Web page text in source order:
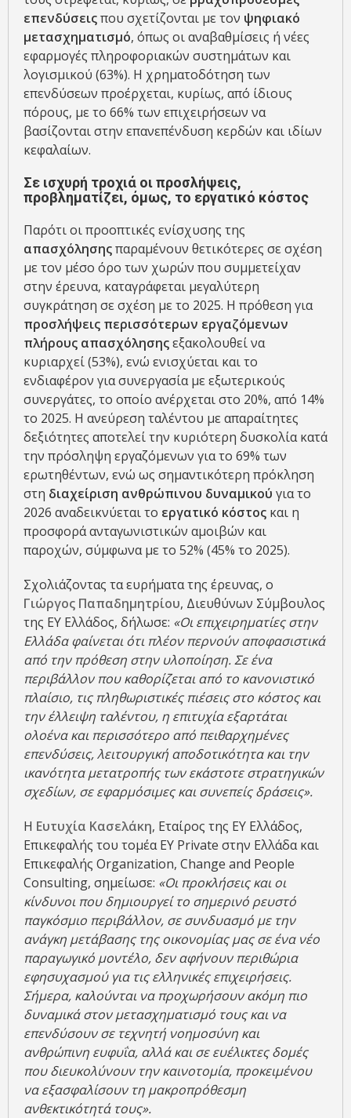
επενδύσειςπου σχετίζονται με τον ψηφιακό
μετασχηματισμό, όπως οι αναβαθμίσεις ή νέες
εφαρμογές πληροφοριακών συστημάτων και
λογισμικού (63%). Η χρηματοδότηση των
επενδύσεων προέρχεται, κυρίως, από ίδιους
πόρους, με το 66% των επιχειρήσεων να
βασίζονται στην επανεπένδυση κερδών και ιδίων
κεφαλαίων.
Σε ισχυρή τροχιά οι προσλήψεις,
προβληματίζει, όμως, το εργατικό κόστος
Παρότι οι προοπτικές ενίσχυσης της
απασχόλησηςπαραμένουν θετικότερες σε σχέση
με τον μέσο όρο των χωρών που συμμετείχαν
στην έρευνα, καταγράφεται μεγαλύτερη
συγκράτηση σε σχέση με το 2025. Η πρόθεση για
προσλήψεις περισσότερων εργαζόμενων
πλήρους απασχόλησηςεξακολουθεί να
κυριαρχεί (53%), ενώ ενισχύεται και το
ενδιαφέρον για συνεργασία με εξωτερικούς
συνεργάτες, το οποίο ανέρχεται στο 20%, από 14%
το 2025. Η ανεύρεση ταλέντου με απαραίτητες
δεξιότητες αποτελεί την κυριότερη δυσκολία κατά
την πρόσληψη εργαζόμενων για το 69% των
ερωτηθέντων, ενώ ως σημαντικότερη πρόκληση
στη διαχείριση ανθρώπινου δυναμικού για το
2026 αναδεικνύεται το εργατικό κόστος και η
προσφορά ανταγωνιστικών αμοιβών και
παροχών, σύμφωνα με το 52% (45% το 2025).
Σχολιάζοντας τα ευρήματα της έρευνας, ο
Γιώργος Παπαδημητρίου, Διευθύνων Σύμβουλος
της ΕΥ Ελλάδος, δήλωσε: «Οι επιχειρηματίες στην
Ελλάδα φαίνεται ότι πλέον περνούν αποφασιστικά
από την πρόθεση στην υλοποίηση. Σε ένα
περιβάλλον που καθορίζεται από το κανονιστικό
πλαίσιο, τις πληθωριστικές πιέσεις στο κόστος και
την έλλειψη ταλέντου, η επιτυχία εξαρτάται
ολοένα και περισσότερο από πειθαρχημένες
επενδύσεις, λειτουργική αποδοτικότητα και την
ικανότητα μετατροπής των εκάστοτε στρατηγικών
σχεδίων, σε εφαρμόσιμες και συνεπείς δράσεις».
Η Ευτυχία Κασελάκη, Εταίρος της EY Ελλάδος,
Επικεφαλής του τομέα ΕΥ Private στην Ελλάδα και
Επικεφαλής Organization, Change and People
Consulting, σημείωσε: «Οι προκλήσεις και οι
κίνδυνοι που δημιουργεί το σημερινό ρευστό
παγκόσμιο περιβάλλον, σε συνδυασμό με την
ανάγκη μετάβασης της οικονομίας μας σε ένα νέο
παραγωγικό μοντέλο, δεν αφήνουν περιθώρια
εφησυχασμού για τις ελληνικές επιχειρήσεις.
Σήμερα, καλούνται να προχωρήσουν ακόμη πιο
δυναμικά στον μετασχηματισμό τους και να
επενδύσουν σε τεχνητή νοημοσύνη και
ανθρώπινη ευφυΐα, αλλά και σε ευέλικτες δομές
που διευκολύνουν την καινοτομία, προκειμένου
να εξασφαλίσουν τη μακροπρόθεσμη
ανθεκτικότητά τους».